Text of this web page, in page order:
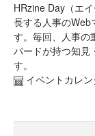
HRzine Day（エ
長する人事のWeb
す。毎回、人事の
パードが持つ知見
す。
イベントカレ